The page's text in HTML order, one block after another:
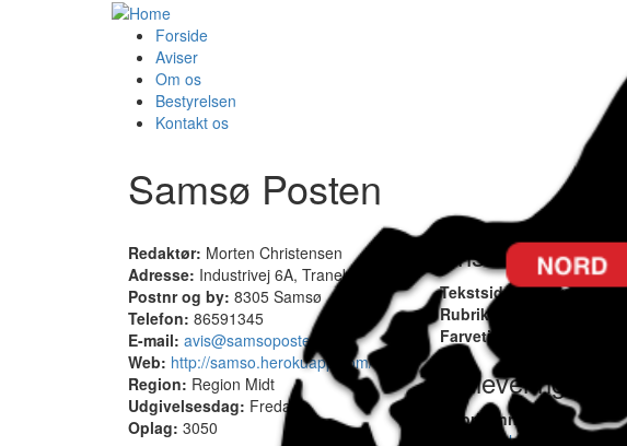
Forside
Aviser
Om os
Bestyrelsen
Kontakt os
Samsø Posten
Redaktør: Morten Christensen
Adresse: Industrivej 6A, Tranebjerg
Postnr og by: 8305 Samsø
Telefon: 86591345
E-mail: avis@samsoposten.dk
Web: http://samso.herokuapp.com/
Region: Region Midt
Udgivelsesdag: Fredag
Oplag: 3050
Priser
Tekstside:3.10 kr.
Rubrik:
Farvetillæg:
Indleveringsfrister
Rubrikannoncer:
mandag kl. 15